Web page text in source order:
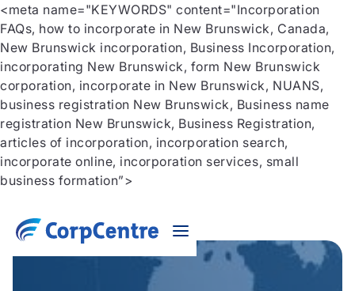
<meta name="KEYWORDS" content="Incorporation
FAQs, how to incorporate in New Brunswick, Canada,
New Brunswick incorporation, Business Incorporation,
incorporating New Brunswick, form New Brunswick
corporation, incorporate in New Brunswick, NUANS,
business registration New Brunswick, Business name
registration New Brunswick, Business Registration,
articles of incorporation, incorporation search,
incorporate online, incorporation services, small
business formation”>